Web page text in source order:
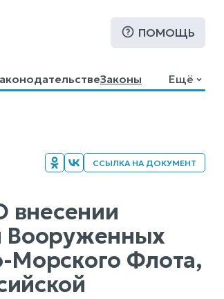
ПОМОЩЬ
Законы
Ещё
ССЫЛКА НА ДОКУМЕНТ
внесении
Вооруженных
Морского Флота,